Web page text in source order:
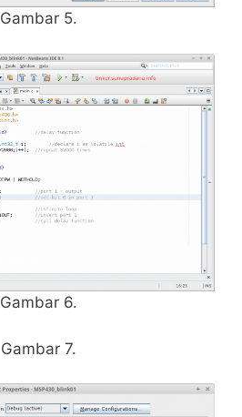
Gambar 5.
Gambar 6.
Gambar 7.